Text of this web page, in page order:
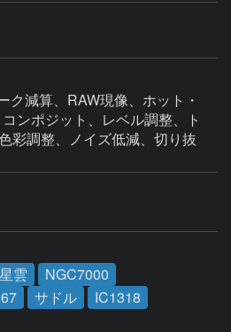
ク減算、RAW現像、ホット・
ンポジット、レベル調整、ト
彩調整、ノイズ低減、切り抜
雲
NGC7000
サドル
IC1318